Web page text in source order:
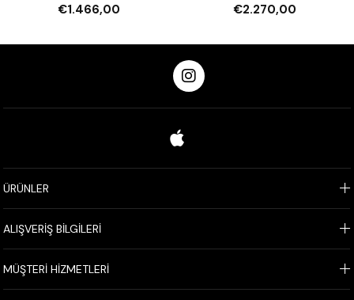
€1.466,00 €2.270,00
ÜRÜNLER
ALIŞVERİŞ BİLGİLERİ
MÜŞTERİ HİZMETLERİ